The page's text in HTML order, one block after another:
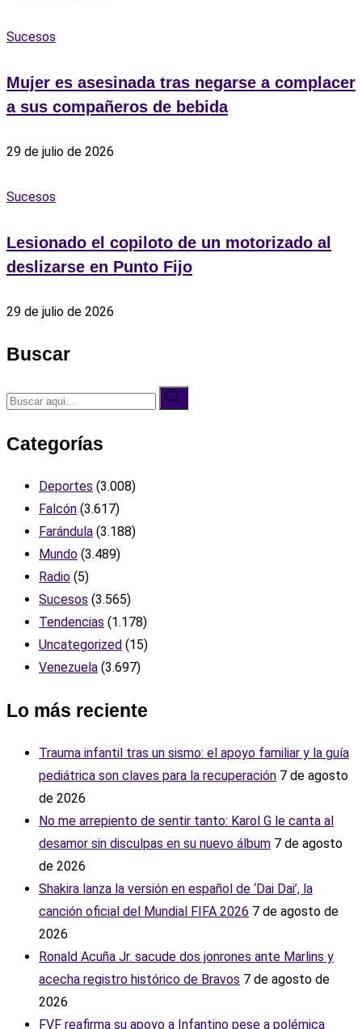
Sucesos
Mujer es asesinada tras negarse a complacer
a sus compañeros de bebida
29 de julio de 2026
Sucesos
Lesionado el copiloto de un motorizado al
deslizarse en Punto Fijo
29 de julio de 2026
Buscar
Categorías
Deportes (3.008)
Falcón (3.617)
Farándula (3.188)
Mundo (3.489)
Radio (5)
Sucesos (3.565)
Tendencias (1.178)
Uncategorized (15)
Venezuela (3.697)
Lo más reciente
Trauma infantil tras un sismo: el apoyo familiar y la guía
pediátrica son claves para la recuperación 7 de agosto
de 2026
No me arrepiento de sentir tanto: Karol G le canta al
desamor sin disculpas en su nuevo álbum 7 de agosto
de 2026
Shakira lanza la versión en español de ‘Dai Dai’, la
canción oficial del Mundial FIFA 2026 7 de agosto de
2026
Ronald Acuña Jr. sacude dos jonrones ante Marlins y
acecha registro histórico de Bravos 7 de agosto de
2026
FVF reafirma su apoyo a Infantino pese a polémica